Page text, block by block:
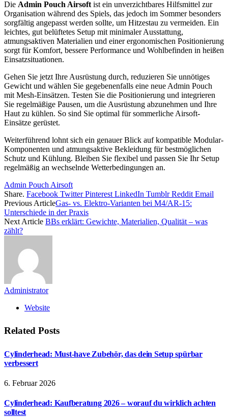
Die Admin Pouch Airsoft ist ein unverzichtbares Hilfsmittel zur
Organisation während des Spiels, das jedoch im Sommer besonders
sorgfältig angepasst werden sollte, um Hitzestau zu vermeiden. Ein
leichtes, gut belüftetes Setup mit minimaler Ausstattung,
atmungsaktiven Materialien und einer ergonomischen Positionierung
sorgt für Komfort, bessere Performance und Wohlbefinden in heißen
Einsatzsituationen.
Gehen Sie jetzt Ihre Ausrüstung durch, reduzieren Sie unnötiges
Gewicht und wählen Sie gegebenenfalls eine neue Admin Pouch
mit Mesh-Einsätzen. Testen Sie die Positionierung und integrieren
Sie regelmäßige Pausen, um die Ausrüstung abzunehmen und Ihre
Haut zu kühlen. So sind Sie optimal für sommerliche Airsoft-
Einsätze gerüstet.
Weiterführend lohnt sich ein genauer Blick auf kompatible Modular-
Komponenten und atmungsaktive Bekleidung für bestmöglichen
Schutz und Kühlung. Bleiben Sie flexibel und passen Sie Ihr Setup
regelmäßig an wechselnde Wetterbedingungen an.
Admin Pouch Airsoft
Share. Facebook Twitter Pinterest LinkedIn Tumblr Reddit Email
Previous ArticleGas- vs. Elektro-Varianten bei M4/AR-15:
Unterschiede in der Praxis
Next Article BBs erklärt: Gewichte, Materialien, Qualität – was
zählt?
Administrator
Website
Related Posts
Cylinderhead: Must-have Zubehör, das dein Setup spürbar
verbessert
6. Februar 2026
Cylinderhead: Kaufberatung 2026 – worauf du wirklich achten
solltest